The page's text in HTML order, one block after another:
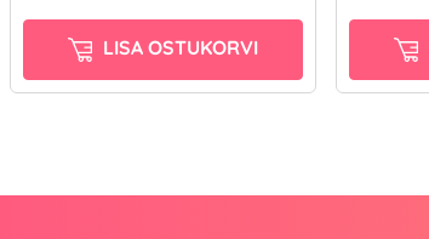
LISA OSTUKORVI